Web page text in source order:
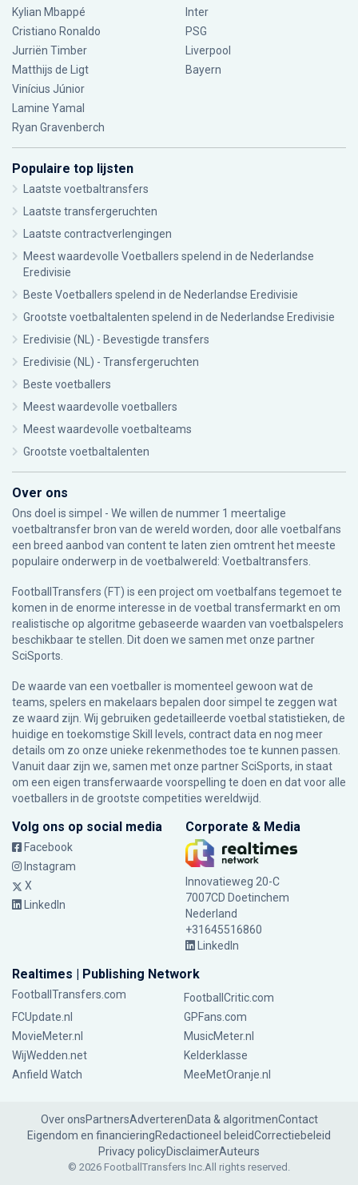
Kylian Mbappé
Cristiano Ronaldo
Jurriën Timber
Matthijs de Ligt
Vinícius Júnior
Lamine Yamal
Ryan Gravenberch
Inter
PSG
Liverpool
Bayern
Populaire top lijsten
Laatste voetbaltransfers
Laatste transfergeruchten
Laatste contractverlengingen
Meest waardevolle Voetballers spelend in de Nederlandse
Eredivisie
Beste Voetballers spelend in de Nederlandse Eredivisie
Grootste voetbaltalenten spelend in de Nederlandse Eredivisie
Eredivisie (NL) - Bevestigde transfers
Eredivisie (NL) - Transfergeruchten
Beste voetballers
Meest waardevolle voetballers
Meest waardevolle voetbalteams
Grootste voetbaltalenten
Over ons
Ons doel is simpel - We willen de nummer 1 meertalige
voetbaltransfer bron van de wereld worden, door alle voetbalfans
een breed aanbod van content te laten zien omtrent het meeste
populaire onderwerp in de voetbalwereld: Voetbaltransfers.
FootballTransfers (FT) is een project om voetbalfans tegemoet te
komen in de enorme interesse in de voetbal transfermarkt en om
realistische op algoritme gebaseerde waarden van voetbalspelers
beschikbaar te stellen. Dit doen we samen met onze partner
SciSports
De waarde van een voetballer is momenteel gewoon wat de
teams, spelers en makelaars bepalen door simpel te zeggen wat
ze waard zijn. Wij gebruiken gedetailleerde voetbal statistieken, de
huidige en toekomstige Skill levels, contract data en nog meer
details om zo onze unieke rekenmethodes toe te kunnen passen.
Vanuit daar zijn we, samen met onze partner SciSports, in staat
om een eigen transferwaarde voorspelling te doen en dat voor alle
voetballers in de grootste competities wereldwijd.
Volg ons op social media
Facebook
Instagram
X
LinkedIn
Corporate & Media
Innovatieweg 20-C
7007CD Doetinchem
Nederland
+31645516860
LinkedIn
Realtimes | Publishing Network
FootballTransfers.com
FootballCritic.com
FCUpdate.nl
GPFans.com
MovieMeter.nl
MusicMeter.nl
WijWedden.net
Kelderklasse
Anfield Watch
MeeMetOranje.nl
Over onsPartnersAdverterenData & algoritmenContact
Eigendom en financieringRedactioneel beleidCorrectiebeleid
Privacy policyDisclaimerAuteurs
© 2026 FootballTransfers Inc.All rights reserved.